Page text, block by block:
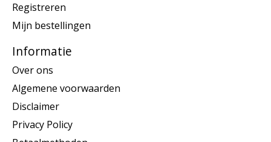
Registreren
Mijn bestellingen
Informatie
Over ons
Algemene voorwaarden
Disclaimer
Privacy Policy